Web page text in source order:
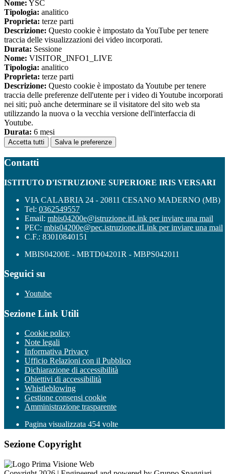
Nome: YSC
Tipologia: analitico
Proprieta: terze parti
Descrizione: Questo cookie è impostato da YouTube per tenere
traccia delle visualizzazioni dei video incorporati.
Durata: Sessione
Nome: VISITOR_INFO1_LIVE
Tipologia: analitico
Proprieta: terze parti
Descrizione: Questo cookie è impostato da Youtube per tenere
traccia delle preferenze dell'utente per i video di Youtube incorporati
nei siti; può anche determinare se il visitatore del sito web sta
utilizzando la nuova o la vecchia versione dell'interfaccia di
Youtube.
Durata: 6 mesi
Accetta tutti Salva le preferenze
Contatti
ISTITUTO D'ISTRUZIONE SUPERIORE IRIS VERSARI
VIA CALABRIA 24 - 20811 CESANO MADERNO (MB)
Tel: 0362549557
Email: mbis04200e@istruzione.itLink per inviare una mail
PEC: mbis04200e@pec.istruzione.itLink per inviare una mail
C.F.: 83010840151
MBIS04200E - MBTD04201R - MBPS042011
Seguici su
Youtube
Sezione Link Utili
Cookie policy
Note legali
Informativa Privacy
Ufficio Relazioni con il Pubblico
Dichiarazione di accessibilità
Obiettivi di accessibilità
Whistleblowing
Gestione consensi cookie
Amministrazione trasparente
Pagina visualizzata 454 volte
Sezione Copyright